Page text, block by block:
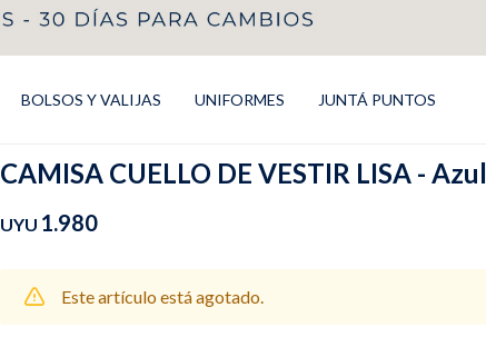
BOLSOS Y VALIJAS UNIFORMES JUNTÁ PUNTOS
CAMISA CUELLO DE VESTIR LISA - Azul
UYU 1.980
Este artículo está agotado.